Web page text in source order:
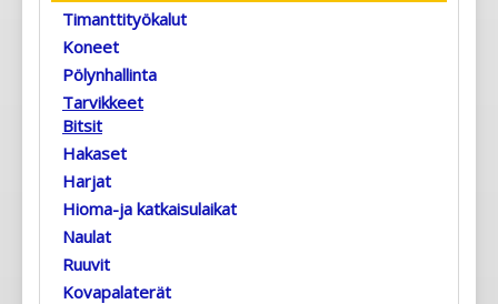
Timanttityökalut
Koneet
Pölynhallinta
Tarvikkeet
Bitsit
Hakaset
Harjat
Hioma-ja katkaisulaikat
Naulat
Ruuvit
Kovapalaterät